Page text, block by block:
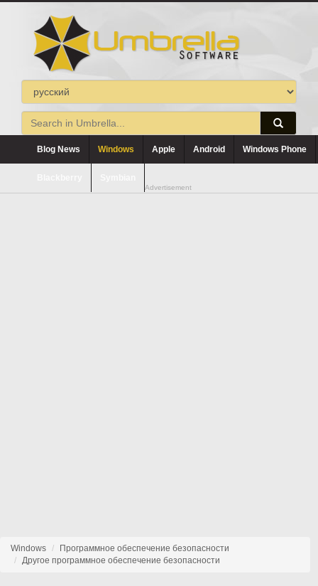
Blog News Windows Apple Android Windows Phone
Advertisement
Windows
Программное обеспечение безопасности
Другое программное обеспечение безопасности